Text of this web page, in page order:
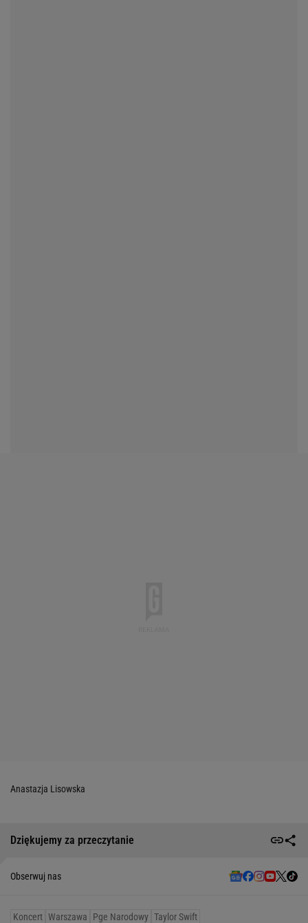
Anastazja Lisowska
Dziękujemy za przeczytanie
Obserwuj nas
Koncert Warszawa Pge Narodowy Taylor Swift